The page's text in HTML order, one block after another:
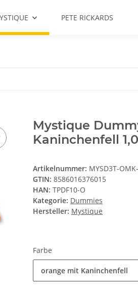
PETE RICKARDS
Mystique
Kaninchenfell
Artikelnummer: MYSD3T-
GTIN: 8586016376015
HAN: TPDF10-O
Kategorie: Dummies
Hersteller: Mystique
Farbe
orange mit Kaninchenfell